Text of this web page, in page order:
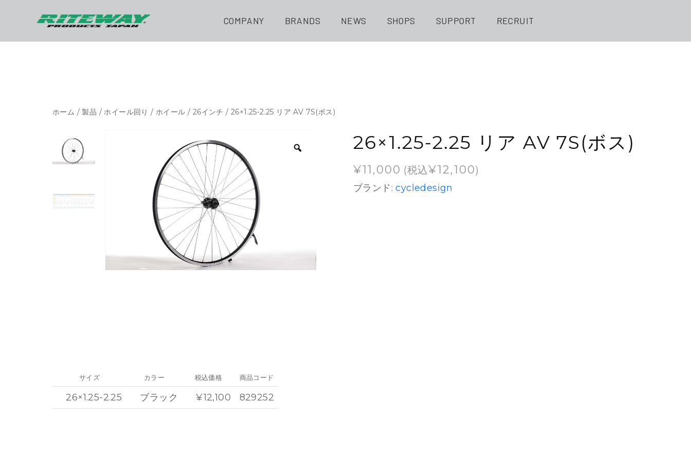
COMPANY BRANDS NEWS SHOPS SUPPORT RECRUIT
ホーム /製品 /ホイール回り /ホイール / 26インチ / 26×1.25-2.25 リア AV 7S(ボス)
26×1.25-2.25 リア AV 7S(ボス)
¥11,000 (税込¥12,100)
ブランド:cycledesign
サイズ
26×1.25-2.25
カラー
ブラック
税込価格
¥12,100
商品コード
829252